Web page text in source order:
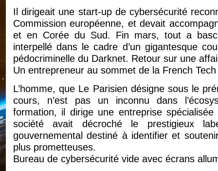
Il dirigeait une start-up de cybersécurité
Commission européenne, et devait
et en Corée du Sud. Fin mars, tout a
interpellé dans le cadre d’un gigantesque
pédocriminelle du Darknet. Retour sur une
Un entrepreneur au sommet de la French Tech
L’homme, que Le Parisien désigne sous le
cours, n’est pas un inconnu dans
formation, il dirige une entreprise
société avait décroché le prestigieux
gouvernemental destiné à identifier et
plus prometteuses.
Bureau de cybersécurité vide avec écrans